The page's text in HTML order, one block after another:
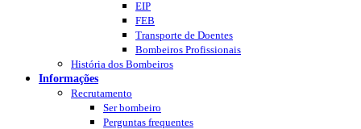
EIP
FEB
Transporte de Doentes
Bombeiros Profissionais
História dos Bombeiros
Informações
Recrutamento
Ser bombeiro
Perguntas frequentes